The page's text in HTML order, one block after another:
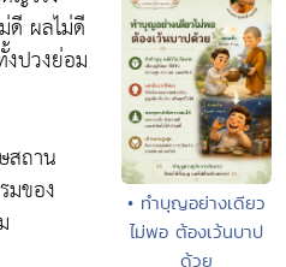
ดี ผลไม่ดี
ปวงย่อม
สถาน
มของ
• ทำบุญอย่างเดียว
ไม่พอ ต้องเว้นบาป
ด้วย